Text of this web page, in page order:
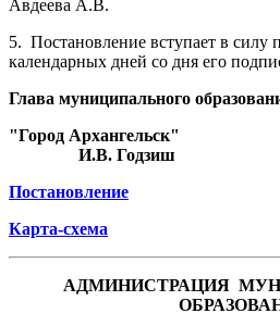
Авдеева А.В.
5. Постановление вступает в силу
календарных дней со дня его
Глава муниципального
"Город Архангельск"
И.В. Годзиш
Постановление
Карта-схема
АДМИНИСТРАЦИЯ